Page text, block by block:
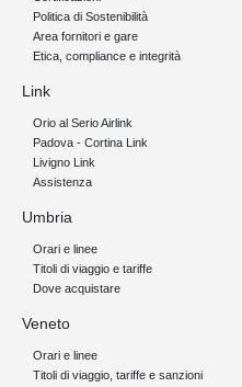
Politica di Sostenibilità
Area fornitori e gare
Etica, compliance e integrità
Link
Orio al Serio Airlink
Padova - Cortina Link
Livigno Link
Assistenza
Umbria
Orari e linee
Titoli di viaggio e tariffe
Dove acquistare
Veneto
Orari e linee
Titoli di viaggio, tariffe e sanzioni